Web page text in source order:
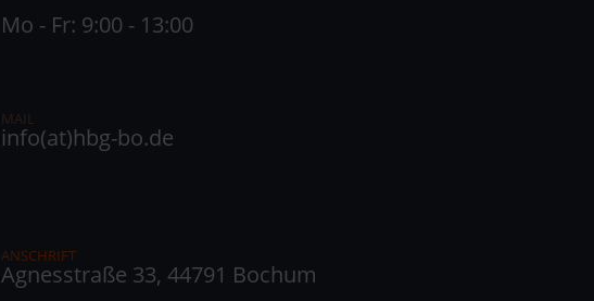
Mo - Fr: 9:00 - 13:00
MAIL
info(at)hbg-bo.de
ANSCHRIFT
Agnesstraße 33, 44791 Bochum